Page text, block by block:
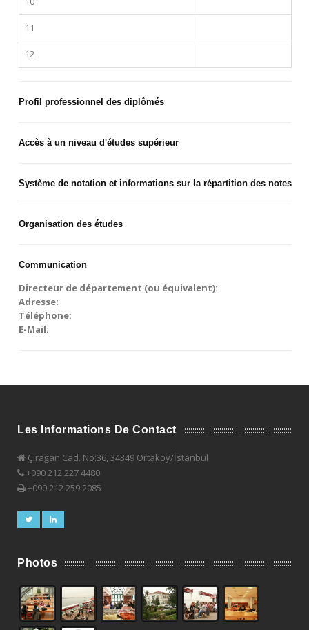
11
12
Profil professionnel des diplômés
Accès à un niveau d'études supérieur
Système de notation et informations sur la répartition des notes
Organisation des études
Communication
Directeur de département (ou équivalent):
Adresse:
Téléphone:
E-Mail:
Les Informations De Contact
Çırağan Cad. No:36, 34349 Ortaköy/İstanbul
+090 212 227 4480
+090 212 259 2085
Photos